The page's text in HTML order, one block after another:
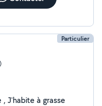
Particulier
J'habite à grasse